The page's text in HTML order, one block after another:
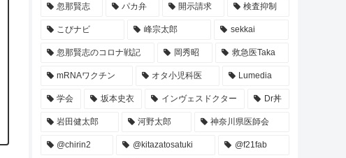
忽那賢志 パカ弁 開示請求 検査抑制
こびナビ 峰宗太郎 sekkai
忽那賢志のコロナ戦記 岡秀昭 救急医Taka
mRNAワクチン オタ小児科医 Lumedia
学会 坂本史衣 インヴェスドクター Dr丼
岩田健太郎 河野太郎 神奈川県医師会
@chirin2 @kitazatosatuki @f21fab